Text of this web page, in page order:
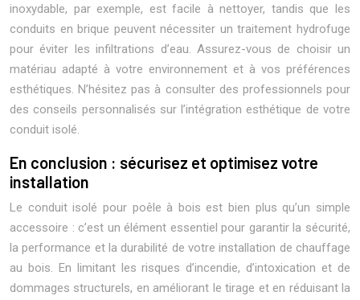
inoxydable, par exemple, est facile à nettoyer, tandis que les
conduits en brique peuvent nécessiter un traitement hydrofuge
pour éviter les infiltrations d’eau. Assurez-vous de choisir un
matériau adapté à votre environnement et à vos préférences
esthétiques. N’hésitez pas à consulter des professionnels pour
des conseils personnalisés sur l’intégration esthétique de votre
conduit isolé.
En conclusion : sécurisez et optimisez votre
installation
Le conduit isolé pour poêle à bois est bien plus qu’un simple
accessoire : c’est un élément essentiel pour garantir la sécurité,
la performance et la durabilité de votre installation de chauffage
au bois. En limitant les risques d’incendie, d’intoxication et de
dommages structurels, en améliorant le tirage et en réduisant la